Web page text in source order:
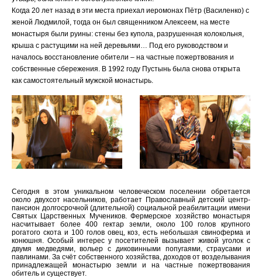
Когда 20 лет назад в эти места приехал иеромонах Пётр (Василенко) с
женой Людмилой, тогда он был священником Алексеем, на месте
монастыря были руины: стены без купола, разрушенная колокольня,
крыша с растущими на ней деревьями… Под его руководством и
началось восстановление обители – на частные пожертвования и
собственные сбережения. В 1992 году Пустынь была снова открыта
как самостоятельный мужской монастырь.
Сегодня в этом уникальном человеческом поселении обретается
около двухсот насельников, работает Православный детский центр-
пансион долгосрочной (длительной) социальной реабилитации имени
Святых Царственных Мучеников. Фермерское хозяйство монастыря
насчитывает более 400 гектар земли, около 100 голов крупного
рогатого скота и 100 голов овец, коз, есть небольшая свиноферма и
конюшня. Особый интерес у посетителей вызывает живой уголок с
двумя медведями, вольер с диковинными попугаями, страусами и
павлинами. За счёт собственного хозяйства, доходов от возделывания
принадлежащей монастырю земли и на частные пожертвования
обитель и существует.